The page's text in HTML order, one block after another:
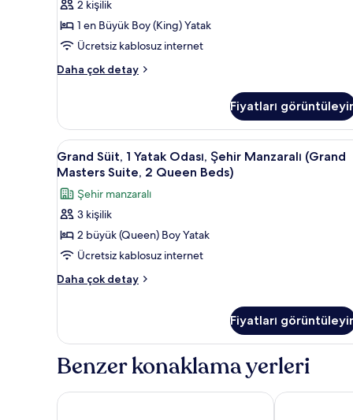
Şehir
Manzaralı
(State)
için
görün
2 kişilik
1 en Büyük Boy (King) Yatak
Ücretsiz kablosuz internet
Daha çok detay
Oda,
(King)
Boy
Yatak,
Şehir
(State)
hakkında
fazla
detay
Fiyatları
Grand
Süit,
1
Yatak
Odası,
Şehir
Manzaralı
(Grand
Queen
Beds)
tüm
Grand Süit, 1 Yatak Odası,
2
Grand Süit, 1 Yatak Odası, Şehir Manzaralı (Grand
Masters Suite, 2 Queen Beds)
Şehir manzaralı
3 kişilik
2 büyük (Queen) Boy Yatak
Ücretsiz kablosuz internet
Daha çok detay
Grand
Odası,
Şehir
Manzaralı
(Grand
Masters
Suite,
Fiyatları
Benzer konaklama yerleri
The Westin Seoul Parnas Grand